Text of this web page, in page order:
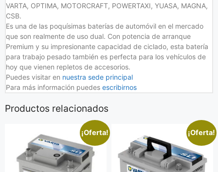
VARTA, OPTIMA, MOTORCRAFT, POWERTAXI, YUASA, MAGNA,
CSB.
Es una de las poquísimas baterías de automóvil en el mercado
que son realmente de uso dual. Con potencia de arranque
Premium y su impresionante capacidad de ciclado, esta batería
para trabajo pesado también es perfecta para los vehículos de
hoy que vienen repletos de accesorios.
Puedes visitar en nuestra sede principal
Para más información puedes escribirnos
Productos relacionados
¡Oferta! ¡Oferta!